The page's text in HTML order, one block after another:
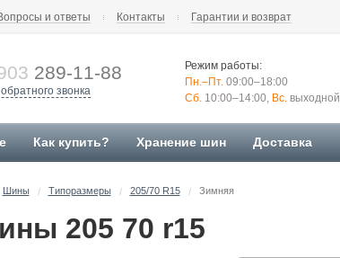
и ответы Контакты Гарантии и возврат
289-11-88
звонка
Режим работы:
Пн.–Пт. 09:00–18:00
Сб. 10:00–14:00, Вс. выходной
Как купить? Хранение шин Доставка
Шины / Типоразмеры / 205/70 R15 / Зимняя
205 70 r15